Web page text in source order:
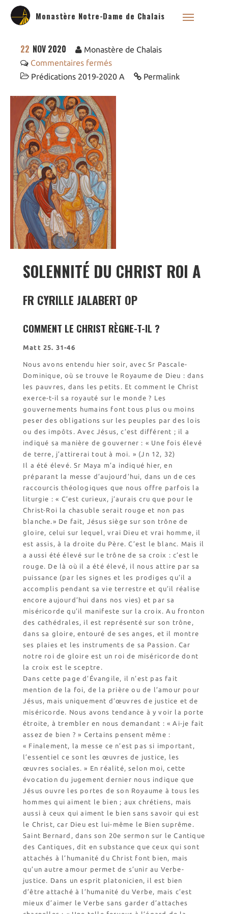
Monastère Notre-Dame de Chalais
Les randonnées
Demande de séjour
Séjours étudiant(e)s
La boutique – Librairie
Biscuiterie St Dominique
Catalogue et tarifs
Revendeurs en ISÈRE
Nos emballages
Nos ingrédients
L’association
Dernières conférences
Contact Accueil
Contact Boutique
Contact Communauté
Contact Biscuiterie
22 NOV 2020
Monastère de Chalais
Commentaires fermés
Prédications 2019-2020 A
Permalink
SOLENNITÉ DU CHRIST ROI A
FR CYRILLE JALABERT OP
COMMENT LE CHRIST RÈGNE-T-IL ?
Matt 25. 31-46
Nous avons entendu hier soir, avec Sr Pascale-
Dominique, où se trouve le Royaume de Dieu : dans
les pauvres, dans les petits. Et comment le Christ
exerce-t-il sa royauté sur le monde ? Les
gouvernements humains font tous plus ou moins
peser des obligations sur les peuples par des lois
ou des impôts. Avec Jésus, c’est différent ; il a
indiqué sa manière de gouverner : « Une fois élevé
de terre, j’attirerai tout à moi. » (Jn 12, 32)
Il a été élevé. Sr Maya m’a indiqué hier, en
préparant la messe d’aujourd’hui, dans un de ces
raccourcis théologiques que nous offre parfois la
liturgie : « C’est curieux, j’aurais cru que pour le
Christ-Roi la chasuble serait rouge et non pas
blanche.» De fait, Jésus siège sur son trône de
gloire, celui sur lequel, vrai Dieu et vrai homme, il
est assis, à la droite du Père. C’est le blanc. Mais il
a aussi été élevé sur le trône de sa croix : c’est le
rouge. De là où il a été élevé, il nous attire par sa
puissance (par les signes et les prodiges qu’il a
accomplis pendant sa vie terrestre et qu’il réalise
encore aujourd’hui dans nos vies) et par sa
miséricorde qu’il manifeste sur la croix. Au fronton
des cathédrales, il est représenté sur son trône,
dans sa gloire, entouré de ses anges, et il montre
ses plaies et les instruments de sa Passion. Car
notre roi de gloire est un roi de miséricorde dont
la croix est le sceptre.
Dans cette page d’Évangile, il n’est pas fait
mention de la foi, de la prière ou de l’amour pour
Jésus, mais uniquement d’œuvres de justice et de
miséricorde. Nous avons tendance à y voir la porte
étroite, à trembler en nous demandant : « Ai-je fait
assez de bien ? » Certains pensent même :
« Finalement, la messe ce n’est pas si important,
l’essentiel ce sont les œuvres de justice, les
œuvres sociales. » En réalité, selon moi, cette
évocation du jugement dernier nous indique que
Jésus ouvre les portes de son Royaume à tous les
hommes qui aiment le bien ; aux chrétiens, mais
aussi à ceux qui aiment le bien sans savoir qui est
le Christ, car Dieu est lui-même le Bien suprême.
Saint Bernard, dans son 20e sermon sur le Cantique
des Cantiques, dit en substance que ceux qui sont
attachés à l’humanité du Christ font bien, mais
qu’un autre amour permet de s’unir au Verbe-
justice. Dans un esprit platonicien, il est bien
d’être attaché à l’humanité du Verbe, mais c’est
mieux d’aimer le Verbe sans garder d’attaches